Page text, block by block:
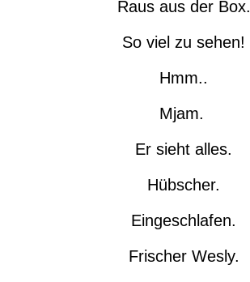
Raus aus der Box.
So viel zu sehen!
Hmm..
Mjam.
Er sieht alles.
Hübscher.
Eingeschlafen.
Frischer Wesly.